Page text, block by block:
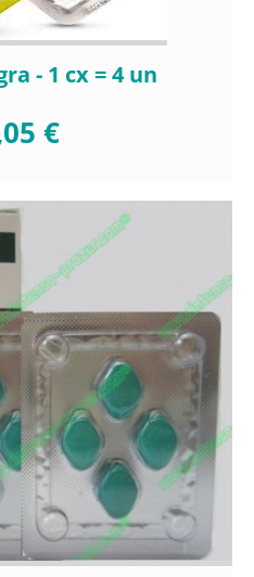
- 1 cx = 4 un
€